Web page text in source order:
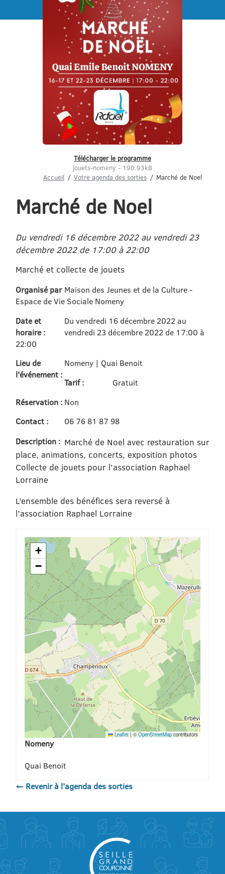
Menu
Télécharger le programme
jouets-nomeny - 190.93kB
Accueil
Votre agenda des sorties Marché de Noel
Marché de Noel
Du vendredi 16 décembre 2022 au vendredi 23
décembre 2022 de 17:00 à 22:00
Marché et collecte de jouets
Organisé par Maison des Jeunes et de la Culture -
Espace de Vie Sociale Nomeny
Date et
horaire :
Du vendredi 16 décembre 2022 au
vendredi 23 décembre 2022 de 17:00 à
22:00
Lieu de
l'événement :
Nomeny | Quai Benoit
Tarif :
Gratuit
Réservation : Non
Contact :
06 76 81 87 98
Description : Marché de Noel avec restauration sur
place, animations, concerts, exposition photos
Collecte de jouets pour l’association Raphael
Lorraine
L’ensemble des bénéfices sera reversé à
l’association Raphael Lorraine
+
−
Leaflet | ©OpenStreetMap contributors
Nomeny
Quai Benoit
← Revenir à l'agenda des sorties